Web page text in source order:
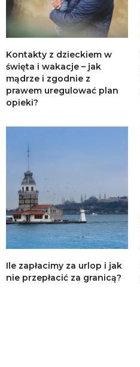
Kontakty z dzieckiem w
święta i wakacje – jak
mądrze i zgodnie z
prawem uregulować plan
opieki?
Ile zapłacimy za urlop i jak
nie przepłacić za granicą?